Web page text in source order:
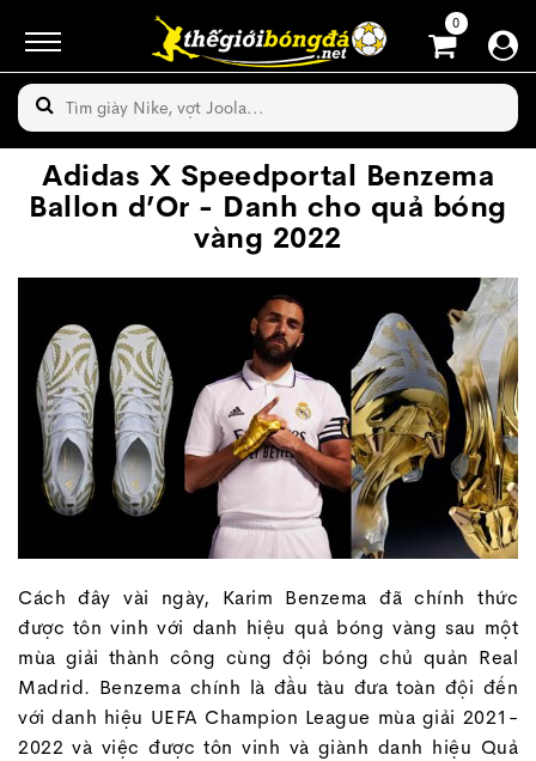
0
Adidas X Speedportal Benzema
Ballon d’Or - Danh cho quả bóng
vàng 2022
Cách đây vài ngày, Karim Benzema đã chính thức
được tôn vinh với danh hiệu quả bóng vàng sau một
mùa giải thành công cùng đội bóng chủ quản Real
Madrid. Benzema chính là đầu tàu đưa toàn đội đến
với danh hiệu UEFA Champion League mùa giải 2021-
2022 và việc được tôn vinh và giành danh hiệu Quả